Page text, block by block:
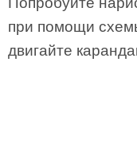
при помощи
двигайте